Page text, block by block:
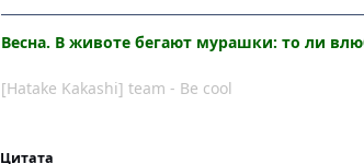
Весна. В животе бегают мурашки: то ли
[Hatake Kakashi] team - Be cool
Цитата